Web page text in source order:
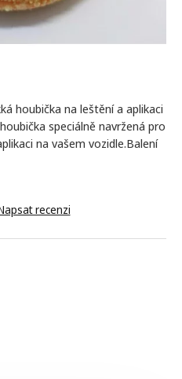
houbička na leštění a aplikaci
speciálně navržená pro
na vašem vozidle.Balení
recenzi